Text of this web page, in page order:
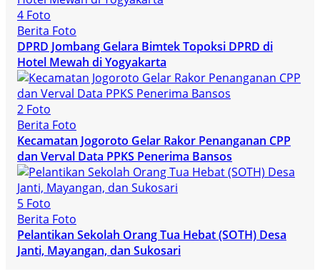
4 Foto
Berita Foto
DPRD Jombang Gelara Bimtek Topoksi DPRD di
Hotel Mewah di Yogyakarta
2 Foto
Berita Foto
Kecamatan Jogoroto Gelar Rakor Penanganan CPP
dan Verval Data PPKS Penerima Bansos
5 Foto
Berita Foto
Pelantikan Sekolah Orang Tua Hebat (SOTH) Desa
Janti, Mayangan, dan Sukosari